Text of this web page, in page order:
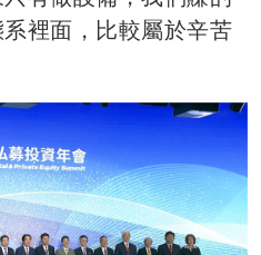
裡面，比較屬於辛苦